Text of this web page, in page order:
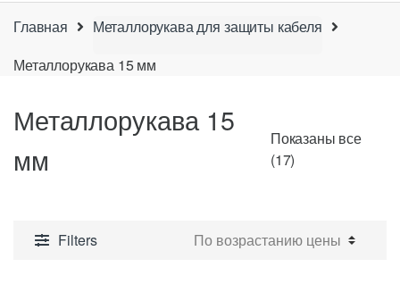
Главная
Металлорукава для защиты кабеля
Металлорукава 15 мм
Металлорукава 15
мм
Показаны все
(17)
Filters